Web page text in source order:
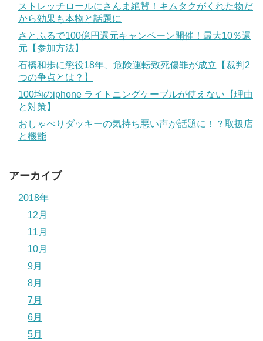
ストレッチロールにさんま絶賛！キムタクがくれた物だ
から効果も本物と話題に
さとふるで100億円還元キャンペーン開催！最大10％還
元【参加方法】
石橋和歩に懲役18年、危険運転致死傷罪が成立【裁判2
つの争点とは？】
100均のiphone ライトニングケーブルが使えない【理由
と対策】
おしゃべりダッキーの気持ち悪い声が話題に！？取扱店
と機能
アーカイブ
2018年
12月
11月
10月
9月
8月
7月
6月
5月